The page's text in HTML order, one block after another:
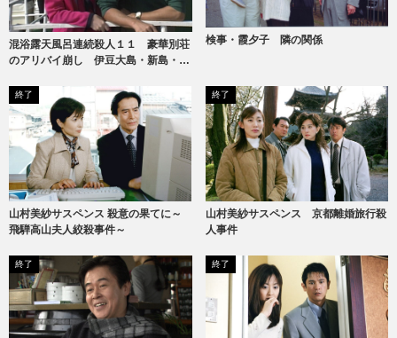
混浴露天風呂連続殺人１１ 豪華別荘
のアリバイ崩し 伊豆大島・新島・式
検事・霞夕子 隣の関係
終了
山村美紗サスペンス 殺意の果てに～
飛騨高山夫人絞殺事件～
終了
山村美紗サスペンス 京都離婚旅行殺
人事件
終了 終了